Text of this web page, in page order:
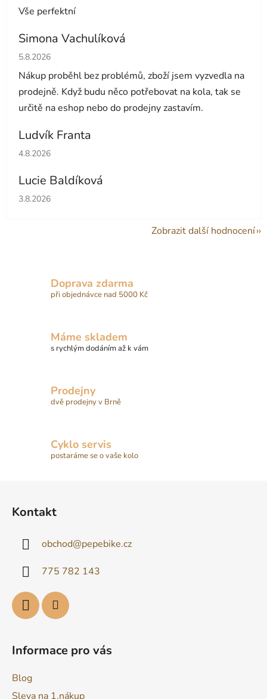
Vše perfektní
Simona Vachulíková
Hodnocení obchodu je 5 z 5 hvězdiček.
5.8.2026
Nákup proběhl bez problémů, zboží jsem vyzvedla na
prodejně. Když budu něco potřebovat na kola, tak se
určitě na eshop nebo do prodejny zastavím.
Ludvík Franta
Hodnocení obchodu je 5 z 5 hvězdiček.
4.8.2026
Lucie Baldíková
Hodnocení obchodu je 5 z 5 hvězdiček.
3.8.2026
Zobrazit další hodnocení
Doprava zdarma
při objednávce nad 5000 Kč
Máme skladem
s rychlým dodáním až k vám
Prodejny
dvě prodejny v Brně
Cyklo servis
postaráme se o vaše kolo
Kontakt
obchod@pepebike.cz
775 782 143
Informace pro vás
Blog
Sleva na 1.nákup